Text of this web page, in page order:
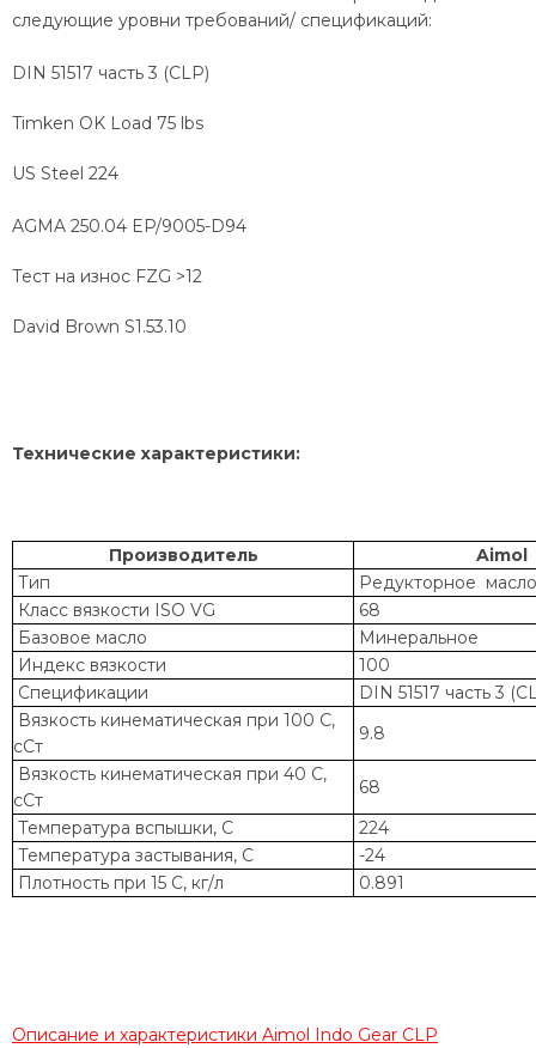
следующие уровни требований/ спецификаций:
DIN 51517 часть 3 (CLP)
Timken OK Load 75 lbs
US Steel 224
AGMA 250.04 EP/9005-D94
Тест на износ FZG >12
David Brown S1.53.10
Технические характеристики:
Производитель
Aimol
Тип
Редукторное масло
Класс вязкости ISO VG
68
Базовое масло
Минеральное
Индекс вязкости
100
Спецификации
DIN 51517 часть 3
Вязкость кинематическая при 100 С,
сСт
9.8
Вязкость кинематическая при 40 С,
сСт
68
Температура вспышки, С
224
Температура застывания, С
-24
Плотность при 15 С, кг/л
0.891
Описание и характеристики Aimol Indo Gear CLP